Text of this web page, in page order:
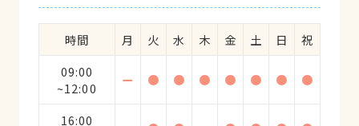
時間 月 火 水 木 金 土 日
祝
09:00
~12:00
ー ● ● ● ● ● ● ●
16:00